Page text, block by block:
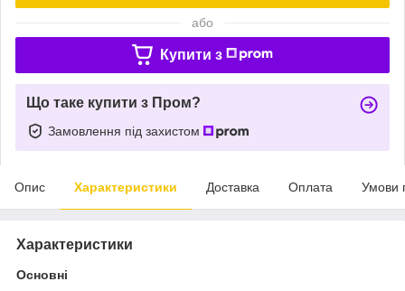
або
Купити з
Що таке купити з Пром?
Замовлення під захистом
Опис Характеристики Доставка Оплата Умови
Характеристики
Основні